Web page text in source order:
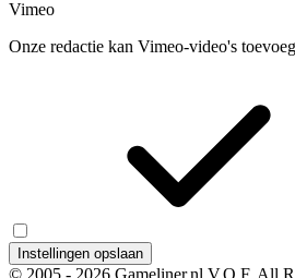
Vimeo
Onze redactie kan Vimeo-video's
Instellingen opslaan
© 2005 - 2026 Gameliner.nl V.O.F. All